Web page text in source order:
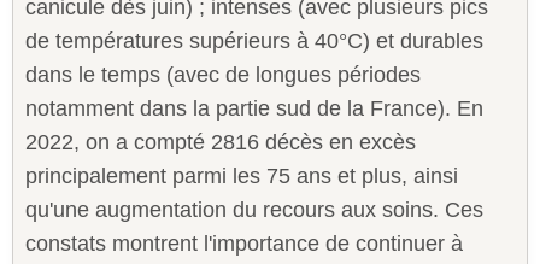
canicule dès juin) ; intenses (avec plusieurs pics
de températures supérieurs à 40°C) et durables
dans le temps (avec de longues périodes
notamment dans la partie sud de la France). En
2022, on a compté 2816 décès en excès
principalement parmi les 75 ans et plus, ainsi
qu'une augmentation du recours aux soins. Ces
constats montrent l'importance de continuer à